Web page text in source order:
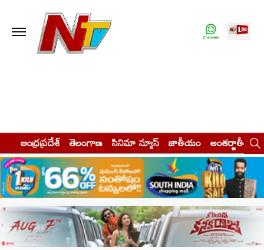
ఆంధ్రప్రదేశ్ తెలంగాణ సినిమా న్యూస్ జాతీయం అంతర్జాతీయం